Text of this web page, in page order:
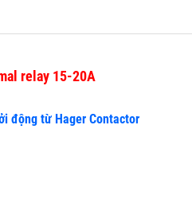
relay 15-20A
động từ Hager Contactor